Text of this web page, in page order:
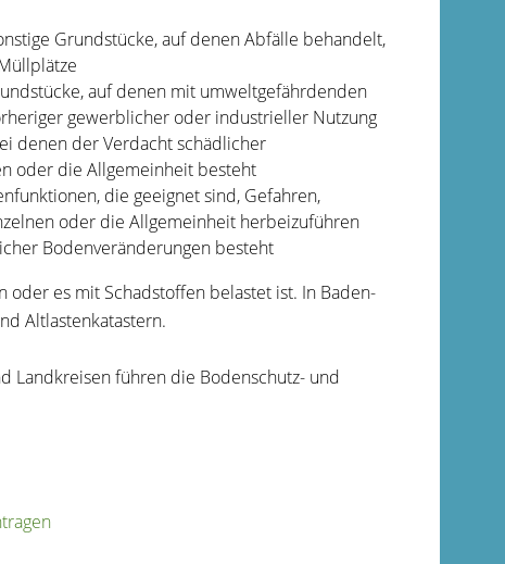
Grundstücke, auf denen Abfälle behandelt,
auf denen mit umweltgefährdenden
gewerblicher oder industrieller Nutzung
denen der Verdacht schädlicher
oder die Allgemeinheit besteht
die geeignet sind, Gefahren,
oder die Allgemeinheit herbeizuführen
Bodenveränderungen besteht
oder es mit Schadstoffen belastet ist. In Baden-
Altlastenkatastern.
Landkreisen führen die Bodenschutz- und